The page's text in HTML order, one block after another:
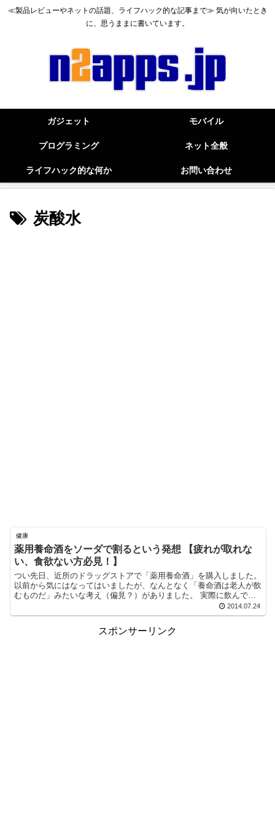
≪製品レビューやネットの話題、ライフハック的な記事まで≫ 気が向いたとき
に、思うままに書いています。
ガジェット モバイル
プログラミング ネット全般
ライフハック的な何か お問い合わせ
炭酸水
健康
薬用養命酒をソーダで割るという発想 【疲れが取れな
い、食欲ない方必見！】
つい先日、近所のドラッグストアで「薬用養命酒」を購入しました。
以前から気にはなってはいましたが、なんとなく「養命酒は老人が飲
むものだ」みたいな考え（偏見？）がありました。 実際に飲んでみ
2014.07.24
スポンサーリンク